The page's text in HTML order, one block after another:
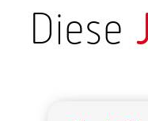
Diese